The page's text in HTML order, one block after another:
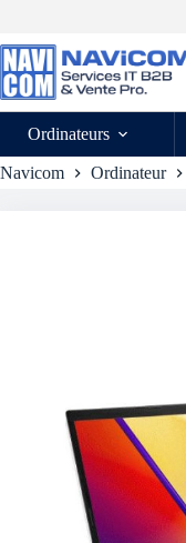
contenu
Ordinateurs
Navicom Ordinateur